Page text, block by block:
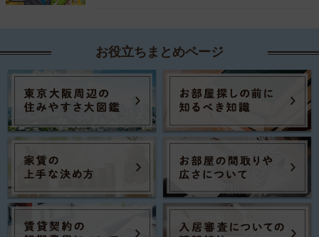
お役立ちまとめページ